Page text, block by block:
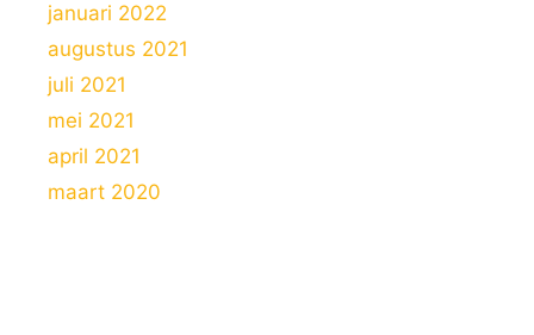
januari 2022
augustus 2021
juli 2021
mei 2021
april 2021
maart 2020